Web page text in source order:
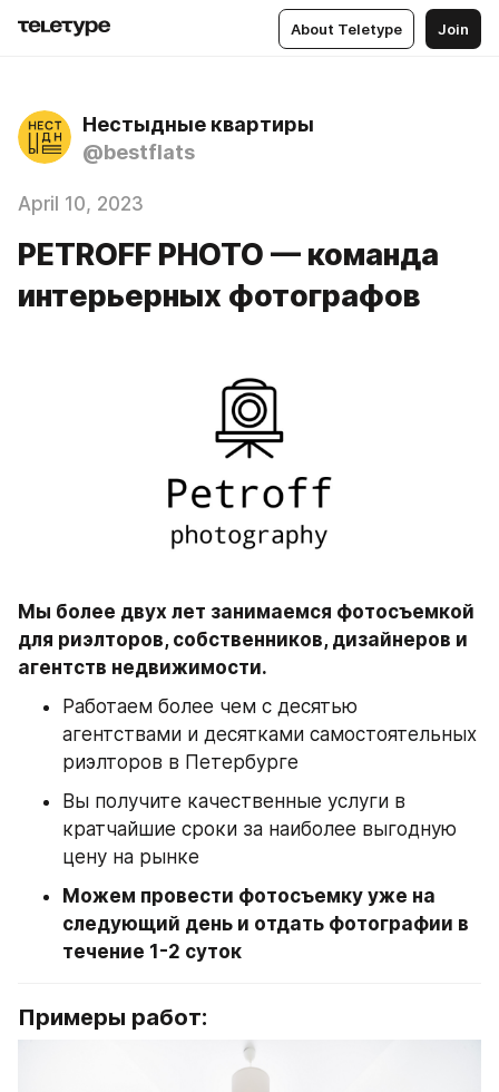
About Teletype Join
Нестыдные квартиры
@bestflats
April 10, 2023
PETROFF PHOTO — команда
интерьерных фотографов
Мы более двух лет занимаемся фотосъемкой
для риэлторов, собственников, дизайнеров и
агентств недвижимости.
Работаем более чем с десятью
агентствами и десятками самостоятельных
риэлторов в Петербурге
Вы получите качественные услуги в
кратчайшие сроки за наиболее выгодную
цену на рынке
Можем провести фотосъемку уже на
следующий день и отдать фотографии в
течение 1-2 суток
Примеры работ: